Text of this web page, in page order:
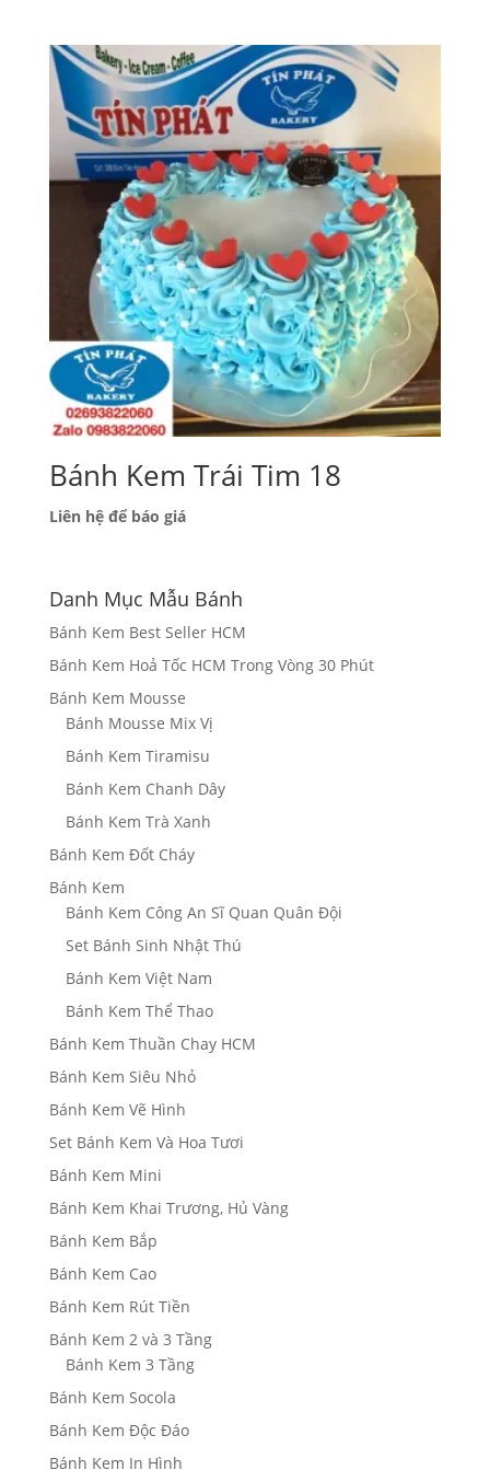
Bánh Kem Trái Tim 18
Liên hệ để báo giá
Danh Mục Mẫu Bánh
Bánh Kem Best Seller HCM
Bánh Kem Hoả Tốc HCM Trong Vòng 30 Phút
Bánh Kem Mousse
Bánh Mousse Mix Vị
Bánh Kem Tiramisu
Bánh Kem Chanh Dây
Bánh Kem Trà Xanh
Bánh Kem Đốt Cháy
Bánh Kem
Bánh Kem Công An Sĩ Quan Quân Đội
Set Bánh Sinh Nhật Thú
Bánh Kem Việt Nam
Bánh Kem Thể Thao
Bánh Kem Thuần Chay HCM
Bánh Kem Siêu Nhỏ
Bánh Kem Vẽ Hình
Set Bánh Kem Và Hoa Tươi
Bánh Kem Mini
Bánh Kem Khai Trương, Hủ Vàng
Bánh Kem Bắp
Bánh Kem Cao
Bánh Kem Rút Tiền
Bánh Kem 2 và 3 Tầng
Bánh Kem 3 Tầng
Bánh Kem Socola
Bánh Kem Độc Đáo
Bánh Kem In Hình